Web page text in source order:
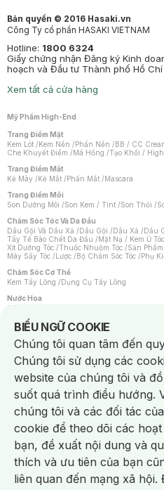
Bản quyền © 2016 Hasaki.vn
Công Ty cổ phần HASAKI VIETNAM
Hotline: 1800 6324
Giấy chứng nhận Đăng ký Kinh
hoạch và Đầu tư Thành phố Hồ Chí
Xem tất cả cửa hàng
Mỹ Phẩm High-End
Trang Điểm Mặt
Kem Lót /Kem Nền /Phấn Nền /BB / CC
Che Khuyết Điểm /Má Hồng /Tạo Khối /
Trang Điểm Mắt
Kẻ Mày /Kẻ Mắt /Phấn Mắt /Mascara
Trang Điểm Môi
Son Dưỡng Môi /Son Kem / Tint /Son Thỏi /
Chăm Sóc Tóc Và Da Đầu
Dầu Gội Và Dầu Xả /Dầu Gội /Dầu Xả /Dầu
Tẩy Tế Bào Chết Da Đầu /Mặt Nạ / Kem Ủ Tóc
Xịt Dưỡng Tóc /Thuốc Nhuộm Tóc /Sản
Máy Sấy Tóc /Lược /Bộ Chăm Sóc Tóc /Phụ
Chăm Sóc Cơ Thể
Kem Tẩy Lông /Dụng Cụ Tẩy Lông
Nước Hoa
Nước Hoa Nữ
Chăm Sóc Cá Nhân
Chống Muỗi /Khẩu Trang /Máy Massage/
Sản Phẩm Chăm Sóc Khác /Bàn Chải Đánh
Hỗ Trợ Trắng Răng/Kem Đánh Răng /Máy
Tăm / Chỉ Nha Khoa/ Xịt Thơm Miệng /
Khăn Ướt Vệ Sinh Vùng Kín/Băng Vệ Sinh/
Máy Cạo Râu
Vấn Đề Về Da
Da Dầu / Lỗ Chân Lông To/ Da Khô / Mất
Da Nhạy Cảm / Kích Ứng
Da Xỉn Màu
Quầng Thâm & Bọng Mắt /Sẹo /Viêm Da Cơ
Dụng Cụ / Phụ Kiện Chăm Sóc Da
Bông Tẩy Trang
Khăn Lau Mặt Khô Dụng
Dụng Cụ Chăm Sóc Khác
BIỂU NGỮ COOKIE
Notice about cookies usage
Chúng tôi quan tâm đến
Chúng tôi sử dụng các
website của chúng tôi và
suốt quá trình điều hướng.
chúng tôi và các đối tác
cookie để theo dõi các
bạn, đề xuất nội dung và
thích và ưu tiên của bạn
liên quan đến mạng xã